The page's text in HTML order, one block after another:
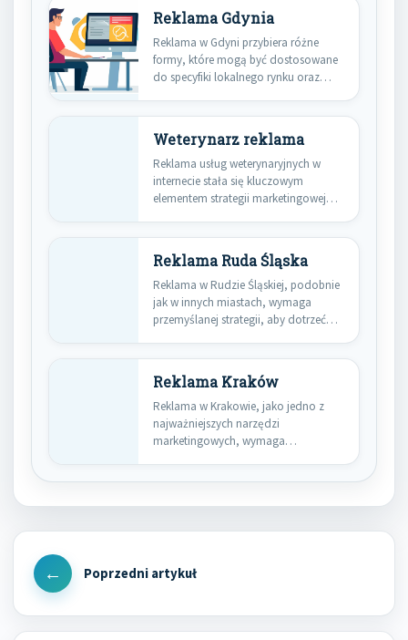
Reklama Gdynia
Reklama w Gdyni przybiera różne
formy, które mogą być dostosowane
do specyfiki lokalnego rynku oraz…
Weterynarz reklama
Reklama usług weterynaryjnych w
internecie stała się kluczowym
elementem strategii marketingowej
Reklama Ruda Śląska
Reklama w Rudzie Śląskiej, podobnie
jak w innych miastach, wymaga
przemyślanej strategii, aby dotrzeć
Reklama Kraków
Reklama w Krakowie, jako jedno z
najważniejszych narzędzi
marketingowych, wymaga
Nawigacja
wpisu
Previous